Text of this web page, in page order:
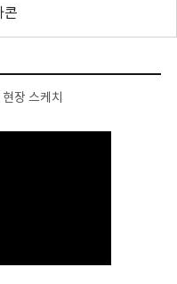
콘
장 스케치